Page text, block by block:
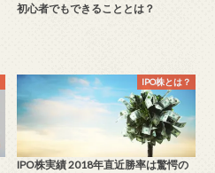
初心者でもできることとは？
IPO株とは？
IPO株実績 2018年直近勝率は驚愕の